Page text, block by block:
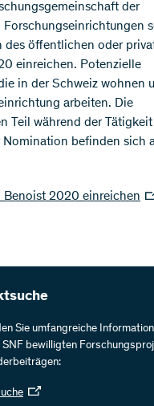
der
des öffentlichen oder
einreichen. Potenzielle
in der Schweiz wohnen
arbeiten. Die
Teil während der
befinden sich
Benoist 2020 einreichen
Sie umfangreiche
SNF bewilligten